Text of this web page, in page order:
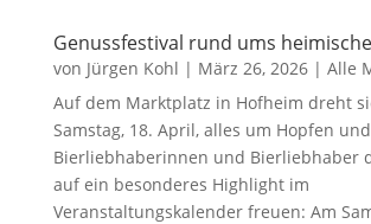
Genussfestival rund ums
von Jürgen Kohl | März 26, 2026| Alle
Auf dem Marktplatz in Hofheim dreht
Samstag, 18. April, alles um Hopfen
Bierliebhaberinnen und Bierliebhaber
auf ein besonderes Highlight im
Veranstaltungskalender freuen: Am